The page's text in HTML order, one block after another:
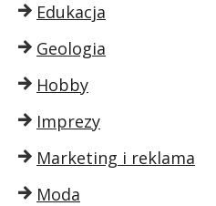
Edukacja
Geologia
Hobby
Imprezy
Marketing i reklama
Moda